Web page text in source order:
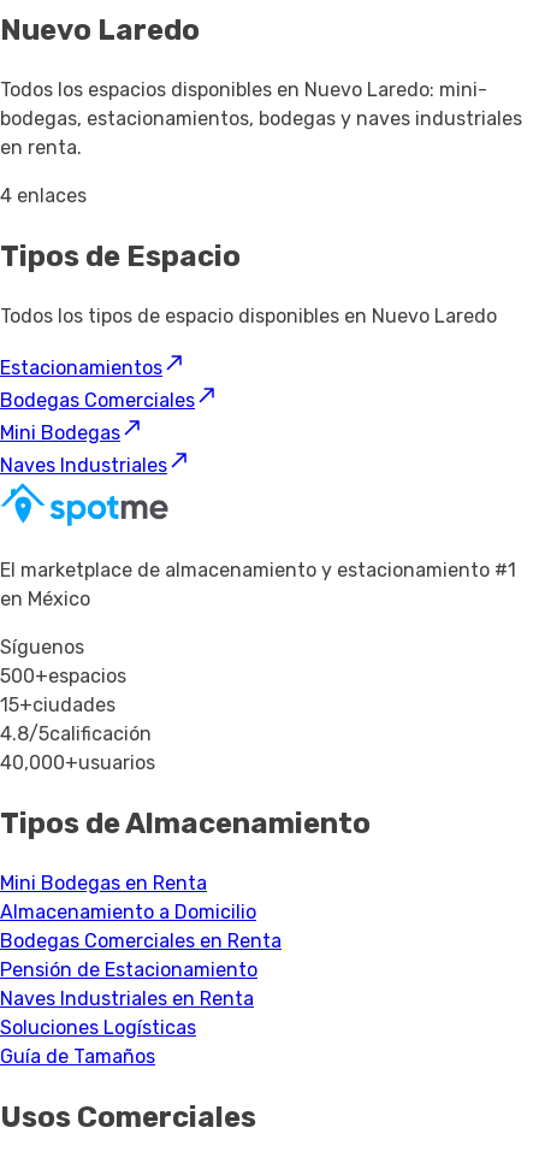
Nuevo Laredo
Todos los espacios disponibles en Nuevo Laredo: mini-
bodegas, estacionamientos, bodegas y naves industriales
en renta.
4 enlaces
Tipos de Espacio
Todos los tipos de espacio disponibles en Nuevo Laredo
Estacionamientos
Bodegas Comerciales
Mini Bodegas
Naves Industriales
El marketplace de almacenamiento y estacionamiento #1
en México
Síguenos
500+espacios
15+ciudades
4.8/5calificación
40,000+usuarios
Tipos de Almacenamiento
Mini Bodegas en Renta
Almacenamiento a Domicilio
Bodegas Comerciales en Renta
Pensión de Estacionamiento
Naves Industriales en Renta
Soluciones Logísticas
Guía de Tamaños
Usos Comerciales